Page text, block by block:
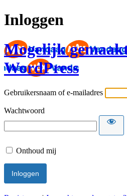
Inloggen
Mogelijk
WordPress
Gebruikersnaam of e-mailadres
Wachtwoord
Onthoud mij